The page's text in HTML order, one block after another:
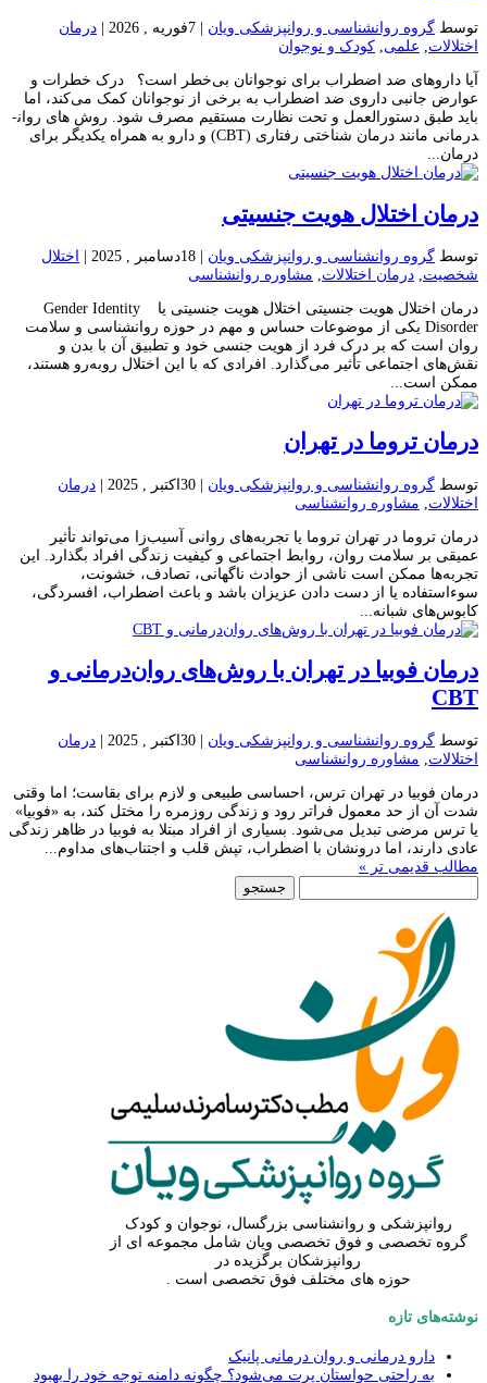
توسط گروه روانشناسی و روانپزشکی ویان 7فوریه , 2026
درمان
اختلالات, علمی, کودک و نوجوان
آیا داروهای ضد اضطراب برای نوجوانان بی‌خطر است؟ درک خطرات و
عوارض جانبی داروی ضد اضطراب به برخی از نوجوانان کمک می‌کند، اما
باید طبق دستورالعمل و تحت نظارت مستقیم مصرف شود. روش های روان­
درمانی مانند درمان شناختی رفتاری (CBT) و دارو به همراه یکدیگر برای
درمان...
درمان اختلال هویت جنسیتی
توسط گروه روانشناسی و روانپزشکی ویان 18دسامبر , 2025
اختلال
شخصیت درمان اختلالات مشاوره روانشناسی
درمان اختلال هویت جنسیتی اختلال هویت جنسیتی یا Gender Identity
Disorder یکی از موضوعات حساس و مهم در حوزه روانشناسی و سلامت
روان است که بر درک فرد از هویت جنسی خود و تطبیق آن با بدن و
نقش‌های اجتماعی تأثیر می‌گذارد. افرادی که با این اختلال روبه‌رو هستند،
ممکن است...
درمان تروما در تهران
توسط گروه روانشناسی و روانپزشکی ویان 30اکتبر , 2025
درمان
اختلالات
مشاوره روانشناسی
درمان تروما در تهران تروما یا تجربه‌های روانی آسیب‌زا می‌تواند تأثیر
عمیقی بر سلامت روان، روابط اجتماعی و کیفیت زندگی افراد بگذارد. این
تجربه‌ها ممکن است ناشی از حوادث ناگهانی، تصادف، خشونت،
سوءاستفاده یا از دست دادن عزیزان باشد و باعث اضطراب، افسردگی،
کابوس‌های شبانه...
درمان فوبیا در تهران با روش‌های روان‌درمانی و
CBT
توسط گروه روانشناسی و روانپزشکی ویان | 30اکتبر , 2025 | درمان
اختلالات
مشاوره روانشناسی
درمان فوبیا در تهران ترس، احساسی طبیعی و لازم برای بقاست؛ اما وقتی
شدت آن از حد معمول فراتر رود و زندگی روزمره را مختل کند، به «فوبیا»
یا ترس مرضی تبدیل می‌شود. بسیاری از افراد مبتلا به فوبیا در ظاهر زندگی
عادی دارند، اما درونشان با اضطراب، تپش قلب و اجتناب‌های مداوم...
مطالب قدیمی تر »
برای:
روانپزشکی و روانشناسی بزرگسال، نوجوان و کودک
گروه تخصصی و فوق تخصصی ویان شامل مجموعه ای از
روانپزشکان برگزیده در
حوزه های مختلف فوق تخصصی است .
نوشته‌های تازه
دارو درمانی و روان درمانی پانیک
به راحتی حواستان پرت می‌شود؟ چگونه دامنه توجه خود را بهبود